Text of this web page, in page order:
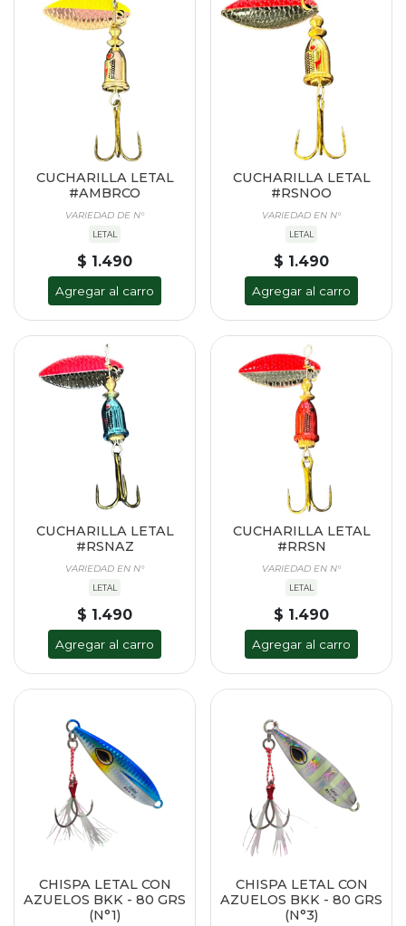
CUCHARILLA LETAL
#AMBRCO
VARIEDAD DE N°
LETAL
$ 1.490
Agregar al carro
CUCHARILLA LETAL
#RSNOO
VARIEDAD EN N°
LETAL
$ 1.490
Agregar al carro
CUCHARILLA LETAL
#RSNAZ
VARIEDAD EN N°
LETAL
$ 1.490
Agregar al carro
CUCHARILLA LETAL
#RRSN
VARIEDAD EN N°
LETAL
$ 1.490
Agregar al carro
CHISPA LETAL CON
AZUELOS BKK - 80 GRS
(N°1)
CHISPA LETAL CON
AZUELOS BKK - 80 GRS
(N°3)